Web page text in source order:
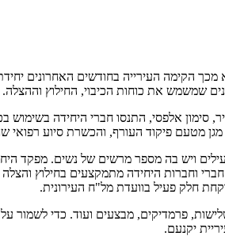
מכך הקימה העירייה בחודשים האחרונים
שמשמש את כוחות הכיבוי, החילוץ וההצלה.
אלפסי, התנסו חברי היחידה בשימוש
פיקוד העורף, והכשרת סיוע רפואי
וההצלה של יקנעם מונה כ-50 מתנדבים פעילים ויש בה
וחברות היחידה מתמקצעים בחילוץ
חלק פעיל בוועדת מל"ח העירונית.
יקנעם.